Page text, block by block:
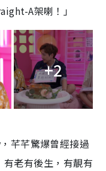
A架喇！」
+2
芊芊驚爆曾經接過
老有後生，有靚有